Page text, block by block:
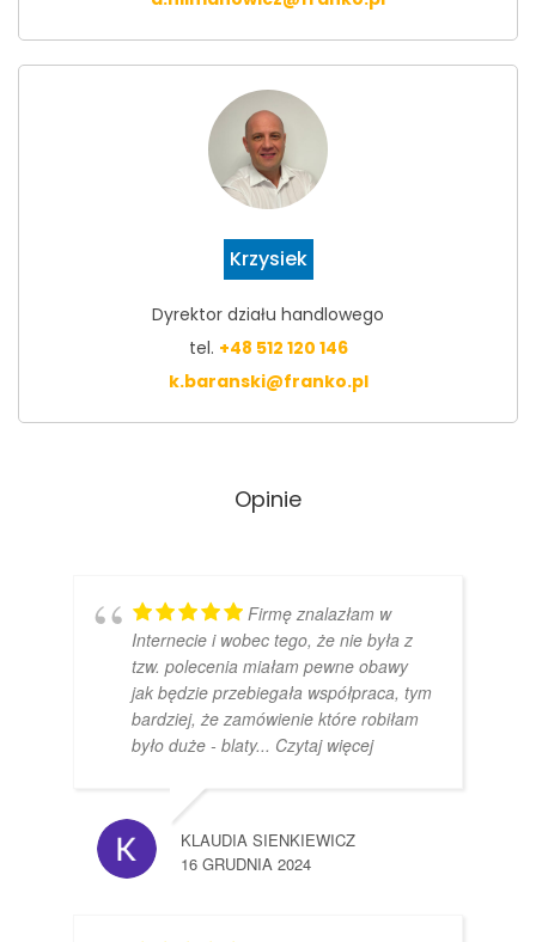
Krzysiek
Dyrektor działu handlowego
tel. +48 512 120 146
k.baranski@franko.pl
Opinie
Firmę znalazłam w
Internecie i wobec tego, że nie była z
tzw. polecenia miałam pewne obawy
jak będzie przebiegała współpraca, tym
bardziej, że zamówienie które robiłam
było duże - blaty... Czytaj więcej
KLAUDIA SIENKIEWICZ
16 GRUDNIA 2024